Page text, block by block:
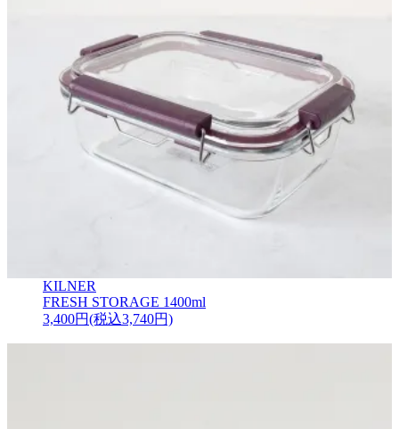
KILNER
FRESH STORAGE 1400ml
3,400円(税込3,740円)